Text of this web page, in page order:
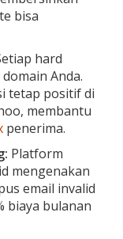
bisa
hard
Anda.
tetap positif di
membantu
penerima.
Platform
mengenakan
email invalid
biaya bulanan